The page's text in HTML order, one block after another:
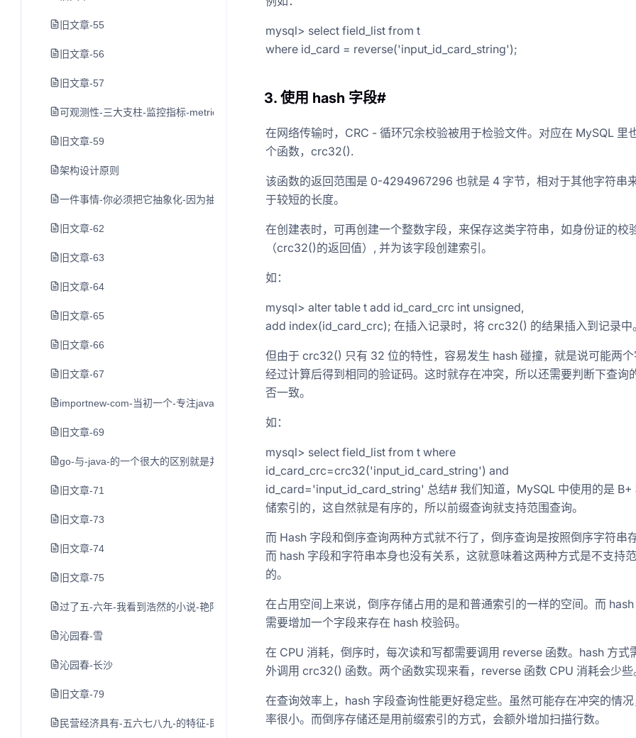
旧文章-55
旧文章-56
旧文章-57
可观测性-三大支柱-监控指标-metrics-日志-logging-和链路-tracing
旧文章-59
架构设计原则
一件事情-你必须把它抽象化-因为抽象化以后才可以简化-简化后才可以标准化-标准化的事情才能自动化-自动化的事情才能规模化
旧文章-62
旧文章-63
旧文章-64
旧文章-65
旧文章-66
旧文章-67
importnew-com-当初一个-专注java-好文章的网站-没了-关好多年了
旧文章-69
go-与-java-的一个很大的区别就是并发模型不同-go-采用的是-csp-communicating-sequential-processes-模型-用
旧文章-71
旧文章-73
旧文章-74
旧文章-75
过了五-六年-我看到浩然的小说-艳阳天-中有一句-饿得连自己的影子也拖不动了-我很佩服浩然的这句话-觉得他了解农村
沁园春-雪
沁园春-长沙
旧文章-79
民营经济具有-五六七八九-的特征-即贡献了-50-以上的税收-60-以上的国内生产总值-70-以上的技术创新成果-80-以上的城镇劳动就
mysql> select field_list from t
where id_card = reverse('input_id_card_string');
3. 使用 hash 字段#
在网络传输时，CRC - 循环冗余校验被用于检验文件。对应在 MySQL 里
个函数，crc32().
该函数的返回范围是 0-4294967296 也就是 4 字节，相对于其他字符串
于较短的长度。
在创建表时，可再创建一个整数字段，来保存这类字符串，如身份证的校
（crc32()的返回值）, 并为该字段创建索引。
如：
mysql> alter table t add id_card_crc int unsigned,
add index(id_card_crc); 在插入记录时，将 crc32() 的结果插入到记录中。
但由于 crc32() 只有 32 位的特性，容易发生 hash 碰撞，就是说可能两个
经过计算后得到相同的验证码。这时就存在冲突，所以还需要判断下查询
否一致。
如：
mysql> select field_list from t where
id_card_crc=crc32('input_id_card_string') and
id_card='input_id_card_string' 总结# 我们知道，MySQL 中使用的是 B+
储索引的，这自然就是有序的，所以前缀查询就支持范围查询。
而 Hash 字段和倒序查询两种方式就不行了，倒序查询是按照倒序字符串存
而 hash 字段和字符串本身也没有关系，这就意味着这两种方式是不支持
的。
在占用空间上来说，倒序存储占用的是和普通索引的一样的空间。而 hash
需要增加一个字段来存在 hash 校验码。
在 CPU 消耗，倒序时，每次读和写都需要调用 reverse 函数。hash 方式
外调用 crc32() 函数。两个函数实现来看，reverse 函数 CPU 消耗会少些
在查询效率上，hash 字段查询性能更好稳定些。虽然可能存在冲突的情
率很小。而倒序存储还是用前缀索引的方式，会额外增加扫描行数。